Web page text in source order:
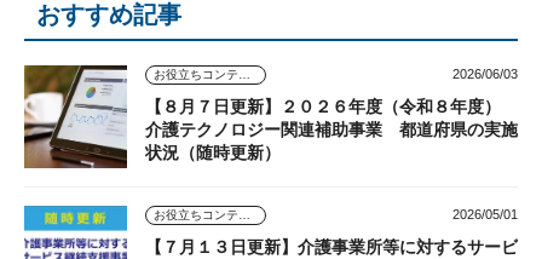
おすすめ記事
お役立ちコンテンツ 2026/06/03
【８月７日更新】２０２６年度（令和８年度）
介護テクノロジー関連補助事業 都道府県の実施
状況（随時更新）
お役立ちコンテンツ 2026/05/01
【７月１３日更新】介護事業所等に対するサービ